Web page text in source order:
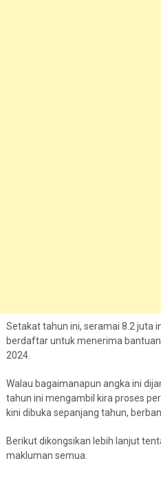
Setakat tahun ini, seramai 8.2 juta
berdaftar untuk menerima
2024.
Walau bagaimanapun angka ini
tahun ini mengambil kira proses
kini dibuka sepanjang tahun,
Berikut dikongsikan lebih lanjut
makluman semua.